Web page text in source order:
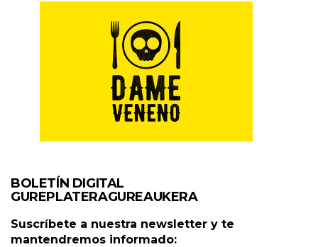
BOLETÍN DIGITAL
GUREPLATERAGUREAUKERA
Suscríbete a nuestra newsletter y te
mantendremos informado: